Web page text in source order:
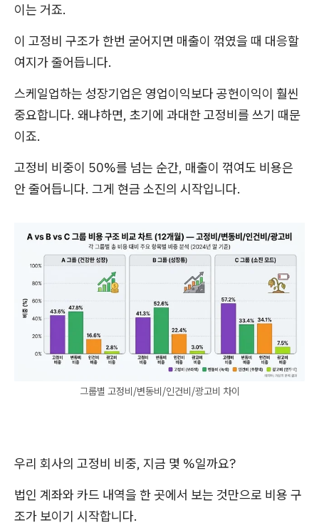
이는 거죠.
이 고정비 구조가 한번 굳어지면 매출이 꺾였을 때 대응할
여지가 줄어듭니다.
스케일업하는 성장기업은 영업이익보다 공헌이익이 훨씬
중요합니다. 왜냐하면, 초기에 과대한 고정비를 쓰기 때문
이죠.
고정비 비중이 50%를 넘는 순간, 매출이 꺾여도 비용은
안 줄어듭니다. 그게 현금 소진의 시작입니다.
그룹별 고정비/변동비/인건비/광고비 차이
우리 회사의 고정비 비중, 지금 몇 %일까요?
법인 계좌와 카드 내역을 한 곳에서 보는 것만으로 비용 구
조가 보이기 시작합니다.